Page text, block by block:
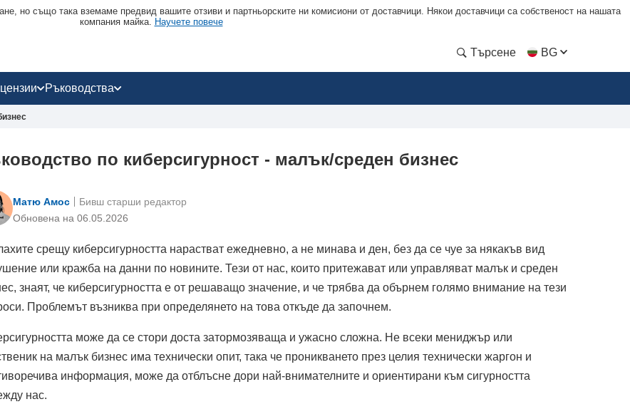
но също така вземаме предвид вашите отзиви и партньорските ни комисиони от доставчици. Някои доставчици са собственост на нашата
компания майка. Научете повече
Търсене BG
Ръководства
по киберсигурност - малък/среден бизнес
Матю Амос
Oбновена на 06.05.2026
Бивш старши редактор
срещу киберсигурността нарастват ежедневно, а не минава и ден, без да се чуе за някакъв вид
или кражба на данни по новините. Тези от нас, които притежават или управляват малък и среден
знаят, че киберсигурността е от решаващо значение, и че трябва да обърнем голямо внимание на тези
Проблемът възниква при определянето на това откъде да започнем.
може да се стори доста затормозяваща и ужасно сложна. Не всеки мениджър или
на малък бизнес има технически опит, така че проникването през целия технически жаргон и
информация, може да отблъсне дори най-внимателните и ориентирани към сигурността
нас.